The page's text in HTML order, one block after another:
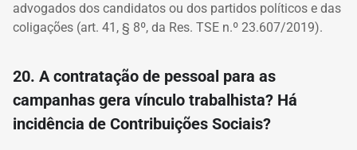
advogados dos candidatos ou dos partidos políticos e das
coligações (art. 41, § 8º, da Res. TSE n.º 23.607/2019).
20. A contratação de pessoal para as
campanhas gera vínculo trabalhista? Há
incidência de Contribuições Sociais?